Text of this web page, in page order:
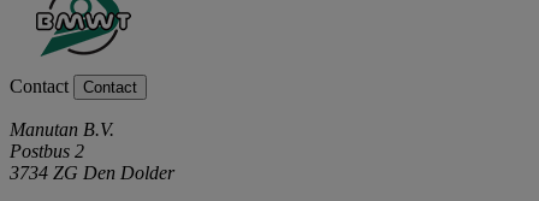
Contact Contact
Manutan B.V.
Postbus 2
3734 ZG Den Dolder